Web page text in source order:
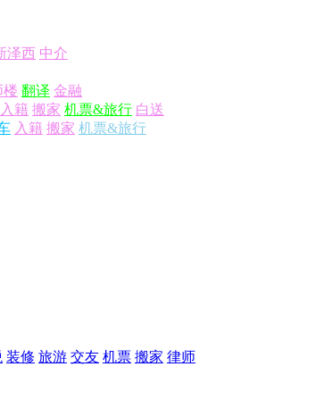
泽西 中介
楼 翻译 金融
入籍 搬家 机票&旅行 白送
入籍 搬家 机票&旅行
装修 旅游 交友 机票 搬家 律师